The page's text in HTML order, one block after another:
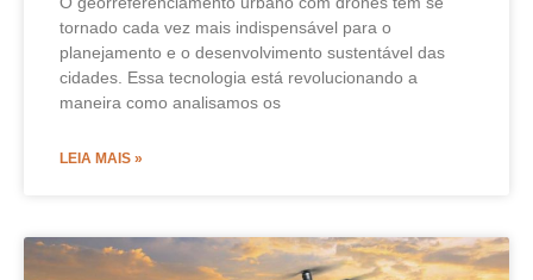
tornado cada vez mais indispensável para o
planejamento e o desenvolvimento sustentável das
cidades. Essa tecnologia está revolucionando a
maneira como analisamos os
LEIA MAIS »